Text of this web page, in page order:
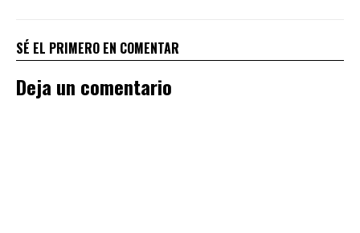
SÉ EL PRIMERO EN COMENTAR
Deja un comentario